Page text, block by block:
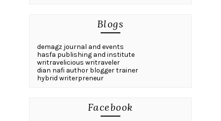
Blogs
demagz journal and events
hasfa publishing and institute
writravelicious writraveler
dian nafi author blogger trainer
hybrid writerpreneur
Facebook